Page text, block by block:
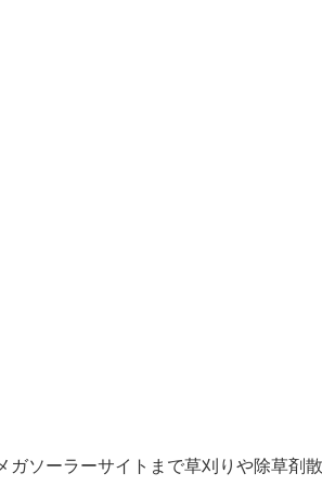
ガソーラーサイトまで草刈りや除草剤